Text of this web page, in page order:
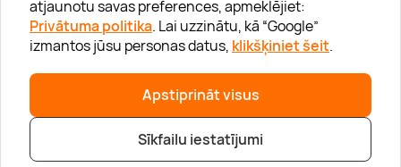
atjaunotu savas preferences, apmeklējiet:
Privātuma politika. Lai uzzinātu, kā “Google”
izmantos jūsu personas datus, klikšķiniet šeit.
Apstiprināt visus
Sīkfailu iestatījumi
Palīdzība
“GERA DOVANA” GRUPA
|info@lieliskadavana.lv |+371 6601 8025